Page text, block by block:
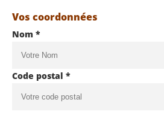
Vos coordonnées
Nom *
Code postal *